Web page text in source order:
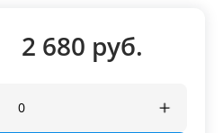
2 680 руб.